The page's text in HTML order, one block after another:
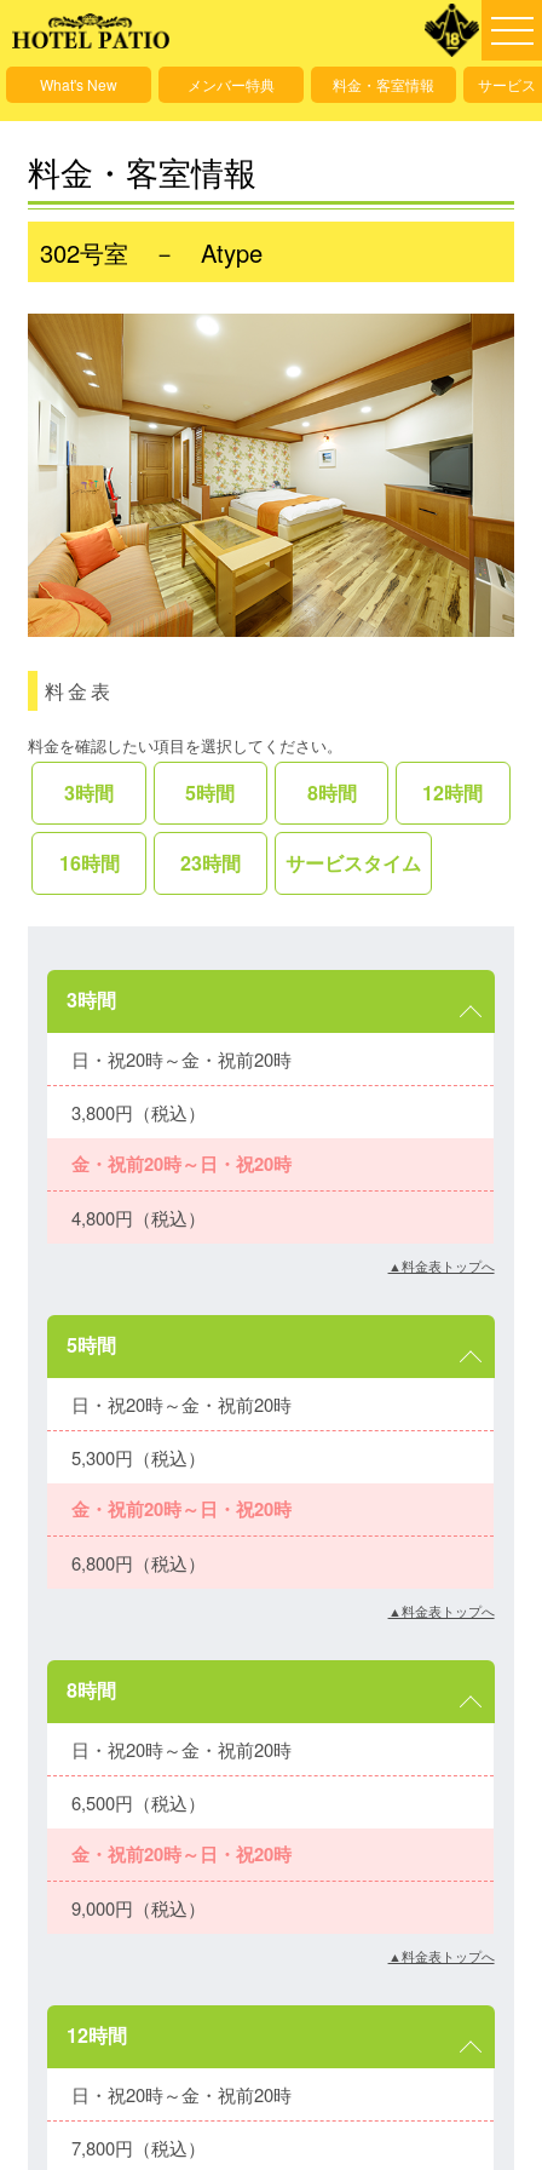
What's New メンバー特典 料金・客室情報
サービス
報
料金・客室情報
302号室 － Atype
料金表
料金を確認したい項目を選択してください。
3時間 5時間 8時間 12時間
16時間 23時間 サービスタイム
3時間
日・祝20時～金・祝前20時
3,800円（税込）
金・祝前20時～日・祝20時
4,800円（税込）
▲料金表トップへ
5時間
日・祝20時～金・祝前20時
5,300円（税込）
金・祝前20時～日・祝20時
6,800円（税込）
▲料金表トップへ
8時間
日・祝20時～金・祝前20時
6,500円（税込）
金・祝前20時～日・祝20時
9,000円（税込）
▲料金表トップへ
12時間
日・祝20時～金・祝前20時
7,800円（税込）